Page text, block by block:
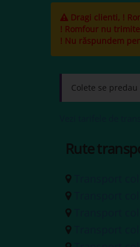
Dragi clienti, !
! Romfour nu
! Nu răspundem
Colete se
Rute
Transport